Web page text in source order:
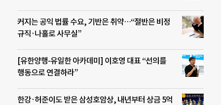
커지는 공익 법률 수요, 기반은 취약…“절반은 비정
규직·나홀로 사무실”
[유한양행-유일한 아카데미] 이호영 대표 “선의를
행동으로 연결하라”
한강·허준이도 받은 삼성호암상, 내년부터 상금 5억